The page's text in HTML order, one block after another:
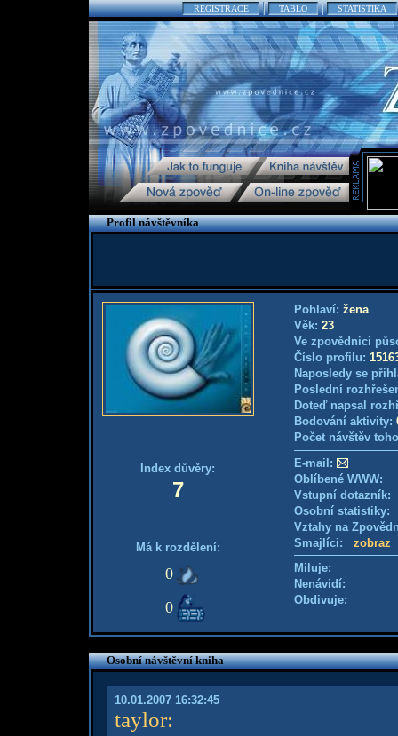
REGISTRACE TABLO STATISTIKA
Profil návštěvníka
Index důvěry:
7
Má k rozdělení:
0
0
Pohlaví: žena
Věk: 23
Ve zpovědnici
Číslo profilu:
Naposledy se
Poslední
Doteď napsal
Bodování aktivity:
Počet návštěv
E-mail:
Oblíbené WWW:
Vstupní
Osobní
Vztahy na
Smajlíci: zobraz
Miluje:
Nenávidí:
Obdivuje:
Osobní návštěvní kniha
10.01.2007 16:32:45
taylor: